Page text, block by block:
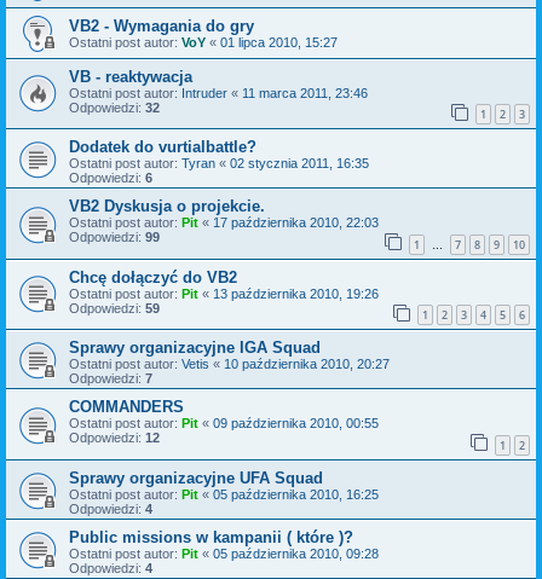
VB2 - Wymagania do gry
Ostatni post autor: VoY « 01 lipca 2010, 15:27
VB - reaktywacja
Ostatni post autor: Intruder « 11 marca 2011, 23:46
Odpowiedzi: 32 1 2 3
Dodatek do vurtialbattle?
Ostatni post autor: Tyran « 02 stycznia 2011, 16:35
Odpowiedzi: 6
VB2 Dyskusja o projekcie.
Ostatni post autor: Pit « 17 października 2010, 22:03
Odpowiedzi: 99 1 … 7 8 9 10
Chcę dołączyć do VB2
Ostatni post autor: Pit « 13 października 2010, 19:26
Odpowiedzi: 59 1 2 3 4 5 6
Sprawy organizacyjne IGA Squad
Ostatni post autor: Vetis « 10 października 2010, 20:27
Odpowiedzi: 7
COMMANDERS
Ostatni post autor: Pit « 09 października 2010, 00:55
Odpowiedzi: 12 1 2
Sprawy organizacyjne UFA Squad
Ostatni post autor: Pit « 05 października 2010, 16:25
Odpowiedzi: 4
Public missions w kampanii ( które )?
Ostatni post autor: Pit « 05 października 2010, 09:28
Odpowiedzi: 4